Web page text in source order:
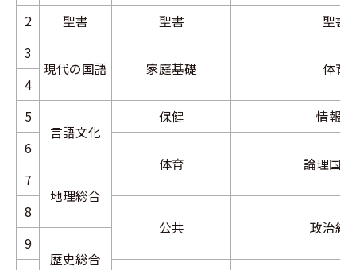
2
聖書 聖書
聖書
3
現代の国語
家庭基礎
体育
4
5
言語文化
保健
情報Ⅰ
6
体育
論理国
7
地理総合
8
公共
政治経
9
歴史総合